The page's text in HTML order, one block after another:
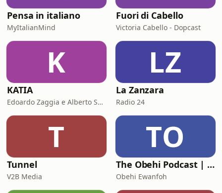
Pensa in italiano
MyItalianMind
Fuori di Cabello
Victoria Cabello - Dopcast
K
KATIA
Edoardo Zaggia e Alberto Sacco
LZ
La Zanzara
Radio 24
T
Tunnel
V2B Media
TO
The Obehi Podcast | Life & Legacy Project
Obehi Ewanfoh